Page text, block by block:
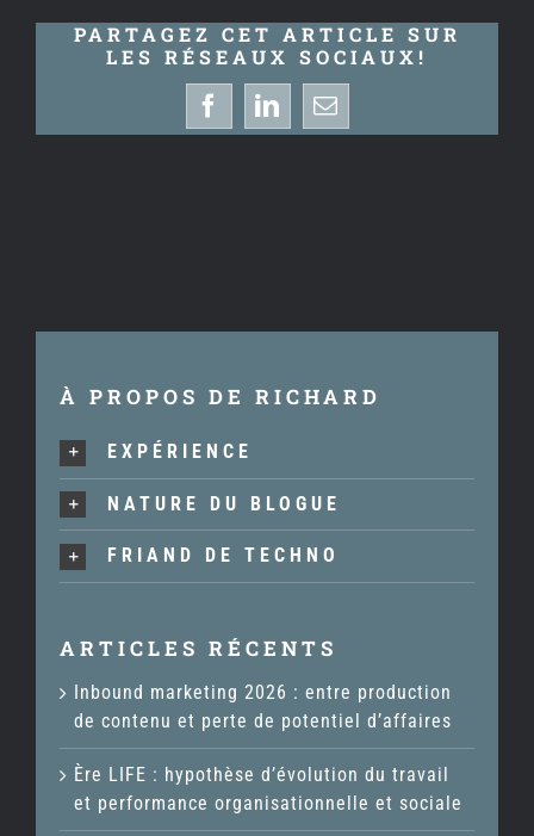
PARTAGEZ CET ARTICLE SUR
LES RÉSEAUX SOCIAUX!
FacebookLinkedInEmail
À PROPOS DE RICHARD
EXPÉRIENCE
NATURE DU BLOGUE
FRIAND DE TECHNO
ARTICLES RÉCENTS
Inbound marketing 2026 : entre production
de contenu et perte de potentiel d’affaires
Ère LIFE : hypothèse d’évolution du travail
et performance organisationnelle et sociale